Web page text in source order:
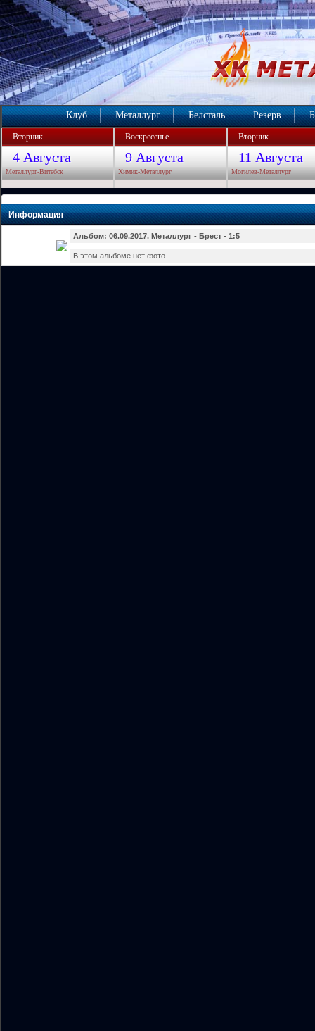
Клуб Металлург Белсталь Резерв
Вторник Воскресенье Вторник
4 Августа 9 Августа 11 Августа
Металлург-Витебск Химик-Металлург Могилев-Металлург
Информация
Альбом: 06.09.2017. Металлург - Брест - 1:5
В этом альбоме нет фото